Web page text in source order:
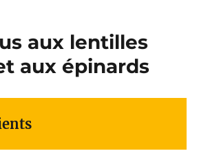
aux lentilles
aux épinards